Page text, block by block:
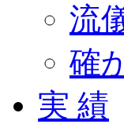
流
確
実 績